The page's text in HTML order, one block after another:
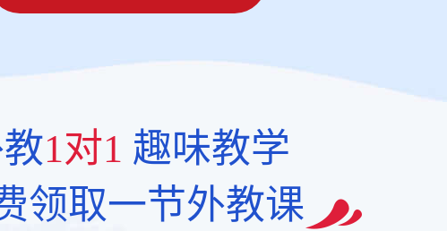
1对1 趣味教学
领取一节外教课